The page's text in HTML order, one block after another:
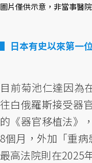
圖片僅供示意，非當事醫
日本有史以來第一位
目前菊池仁達因為
往白俄羅斯接受器
的《器官移植法》
8個月，外加「重病
最高法院則在2025